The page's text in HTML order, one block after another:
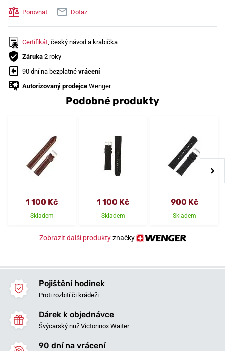
Porovnat Dotaz
Certifikát, český návod a krabička
Záruka 2 roky
90 dní na bezplatné vrácení
Autorizovaný prodejce Wenger
Podobné produkty
1 100 Kč
Skladem
1 100 Kč
Skladem
900 Kč
Skladem
Zobrazit další produktyznačky
Pojištění hodinek
Proti rozbití či krádeži
Dárek k objednávce
Švýcarský nůž Victorinox Waiter
90 dní na vrácení